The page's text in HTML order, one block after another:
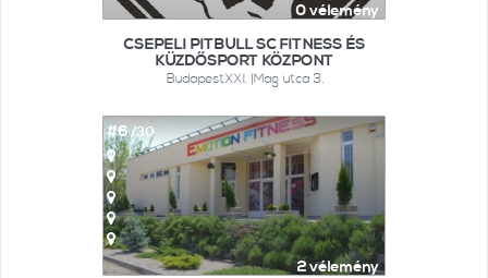
0 vélemény
CSEPELI PITBULL SC FITNESS ÉS
KÜZDŐSPORT KÖZPONT
BudapestXXI. |Mag utca 3.
2 vélemény
#6/30